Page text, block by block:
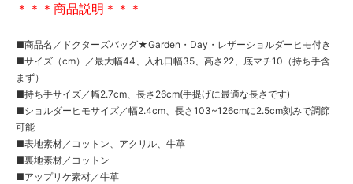
＊＊＊商品説明＊＊＊
■商品名／ドクターズバッグ★Garden・Day・レザーショルダーヒモ付き
■サイズ（cm）／最大幅44、入れ口幅35、高さ22、底マチ10（持ち手含
まず）
■持ち手サイズ／幅2.7cm、長さ26cm(手提げに最適な長さです)
■ショルダーヒモサイズ／幅2.4cm、長さ103~126cmに2.5cm刻みで調節
可能
■表地素材／コットン、アクリル、牛革
■裏地素材／コットン
■アップリケ素材／牛革